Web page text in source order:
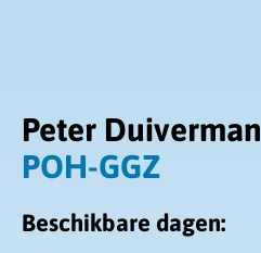
Peter Duiverman
POH-GGZ
Beschikbare dagen: